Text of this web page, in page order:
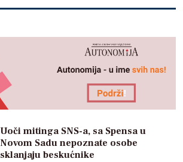
Uoči mitinga SNS-a, sa Spensa u
Novom Sadu nepoznate osobe
sklanjaju beskućnike